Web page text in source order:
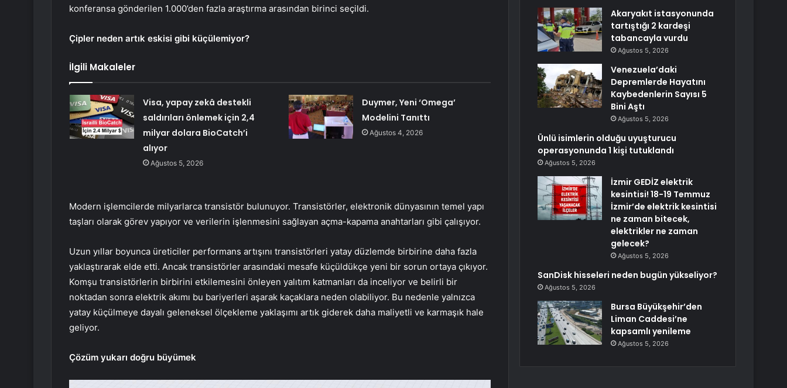
konferansa gönderilen 1.000’den fazla araştırma arasından birinci seçildi.
Çipler neden artık eskisi gibi küçülemiyor?
İlgili Makaleler
Visa, yapay zekâ destekli
saldırıları önlemek için 2,4
milyar dolara BioCatch’i
alıyor
Ağustos 5, 2026
Duymer, Yeni ‘Omega’
Modelini Tanıttı
Ağustos 4, 2026
Modern işlemcilerde milyarlarca transistör bulunuyor. Transistörler, elektronik dünyasının temel yapı
taşları olarak görev yapıyor ve verilerin işlenmesini sağlayan açma-kapama anahtarları gibi çalışıyor.
Uzun yıllar boyunca üreticiler performans artışını transistörleri yatay düzlemde birbirine daha fazla
yaklaştırarak elde etti. Ancak transistörler arasındaki mesafe küçüldükçe yeni bir sorun ortaya çıkıyor.
Komşu transistörlerin birbirini etkilemesini önleyen yalıtım katmanları da inceliyor ve belirli bir
noktadan sonra elektrik akımı bu bariyerleri aşarak kaçaklara neden olabiliyor. Bu nedenle yalnızca
yatay küçülmeye dayalı geleneksel ölçekleme yaklaşımı artık giderek daha maliyetli ve karmaşık hale
geliyor.
Çözüm yukarı doğru büyümek
Akaryakıt istasyonunda
tartıştığı 2 kardeşi
tabancayla vurdu
Ağustos 5, 2026
Venezuela’daki
Depremlerde Hayatını
Kaybedenlerin Sayısı 5
Bini Aştı
Ağustos 5, 2026
Ünlü isimlerin olduğu uyuşturucu
operasyonunda 1 kişi tutuklandı
Ağustos 5, 2026
İzmir GEDİZ elektrik
kesintisi! 18-19 Temmuz
İzmir’de elektrik kesintisi
ne zaman bitecek,
elektrikler ne zaman
gelecek?
Ağustos 5, 2026
SanDisk hisseleri neden bugün yükseliyor?
Ağustos 5, 2026
Bursa Büyükşehir’den
Liman Caddesi’ne
kapsamlı yenileme
Ağustos 5, 2026